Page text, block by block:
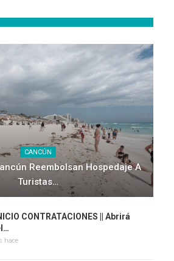
CANCÚN
Reembolsan Hospedaje A
Turistas…
CONTRATACIONES || Abrirá
hace